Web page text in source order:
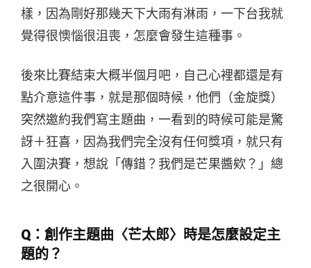
樣，因為剛好那幾天下大雨有淋雨，一下台我就
覺得很懊惱很沮喪，怎麼會發生這種事。
後來比賽結束大概半個月吧，自己心裡都還是有
點介意這件事，就是那個時候，他們（金旋獎）
突然邀約我們寫主題曲，一看到的時候可能是驚
訝＋狂喜，因為我們完全沒有任何獎項，就只有
入圍決賽，想說「傳錯？我們是芒果醬欸？」總
之很開心。
Q：創作主題曲 〈芒太郎〉 時是怎麼設定主
題的？